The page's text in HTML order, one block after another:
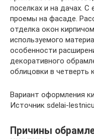
поселках и на дачах.
проемы на фасаде.
отделка окон
используемого
особенности
декоративного
облицовки в четверть
Вариант оформления
Источник sdelai-
Причины